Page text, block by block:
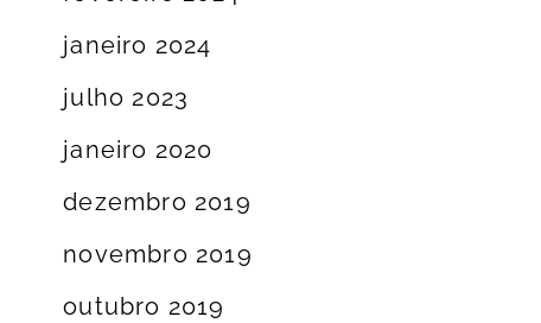
janeiro 2024
julho 2023
janeiro 2020
dezembro 2019
novembro 2019
outubro 2019